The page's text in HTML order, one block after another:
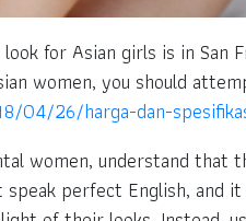
for Asian girls is in San
women, you should
04/26/harga-dan-
women, understand
speak perfect English,